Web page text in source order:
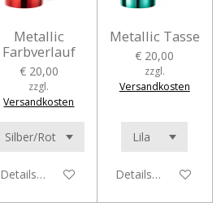
Metallic
Farbverlauf
€ 20,00
zzgl.
Versandkosten
Details anzeigen
Metallic Tasse
€ 20,00
zzgl.
Versandkosten
Details anzeigen